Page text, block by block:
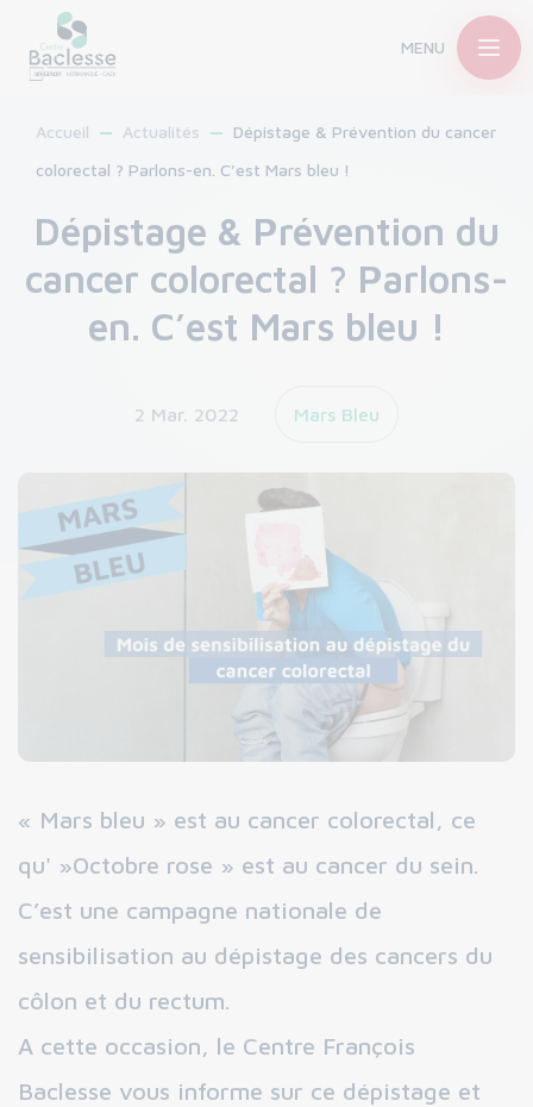
MENU
Accueil Actualités
Dépistage & Prévention du cancer
colorectal ? Parlons-en. C’est Mars bleu !
Dépistage & Prévention du
cancer colorectal ? Parlons-
en. C’est Mars bleu !
2 Mar. 2022 Mars Bleu
« Mars bleu » est au cancer colorectal, ce
qu' »Octobre rose » est au cancer du sein.
C’est une campagne nationale de
sensibilisation au dépistage des cancers du
côlon et du rectum.
A cette occasion, le Centre François
Baclesse vous informe sur ce dépistage et